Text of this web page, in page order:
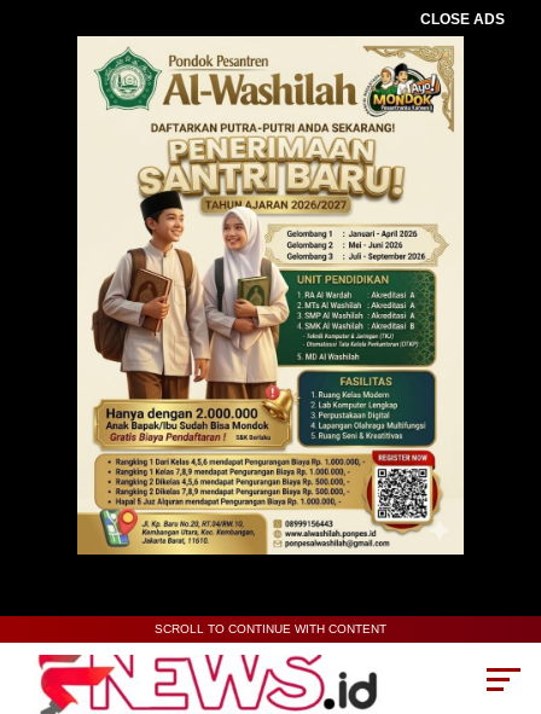
CLOSE ADS
SCROLL TO CONTINUE WITH CONTENT